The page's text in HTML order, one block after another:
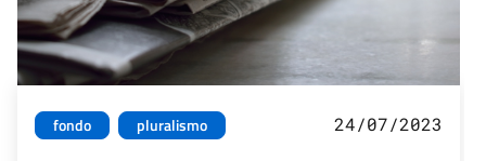
fondo pluralismo 24/07/2023